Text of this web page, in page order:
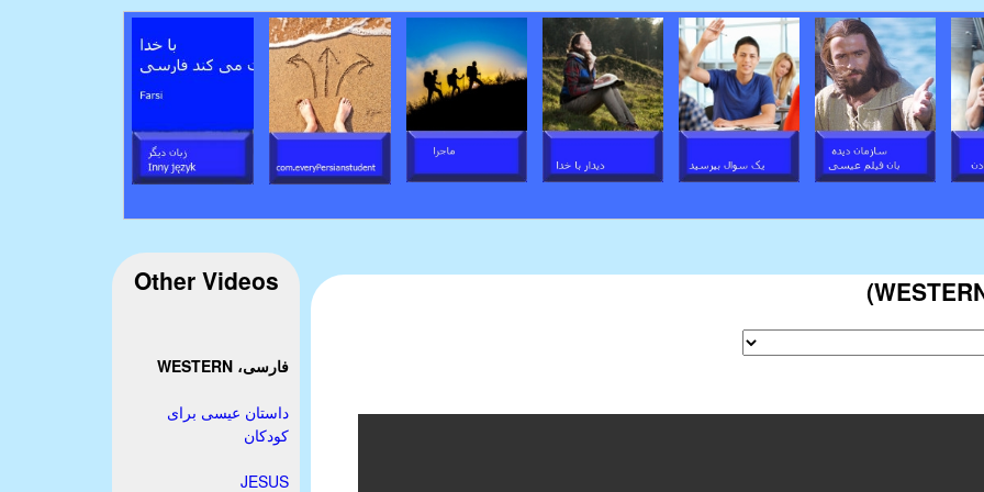
Skip
to
main
content
Other Videos
فارسی، WESTERN
داستان عیسی برای
کودکان
JESUS